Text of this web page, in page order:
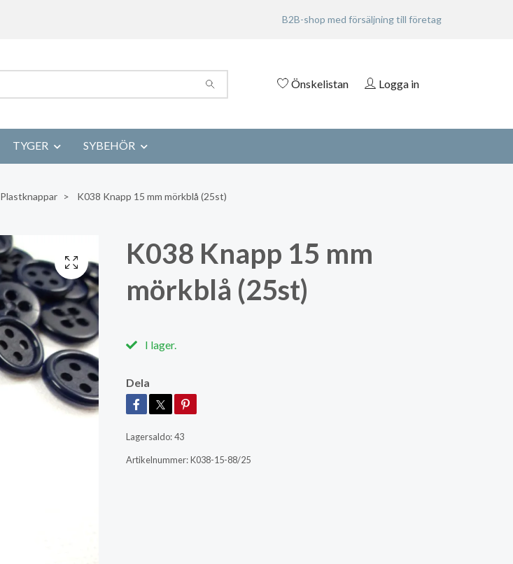
B2B-shop med försäljning till företag
Önskelistan Logga in
TYGER SYBEHÖR
Plastknappar K038 Knapp 15 mm mörkblå (25st)
K038 Knapp 15 mm
mörkblå (25st)
I lager.
Dela
Lagersaldo:43
Artikelnummer:K038-15-88/25